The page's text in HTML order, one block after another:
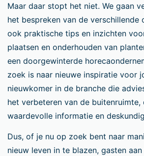
Maar daar stopt het niet. We gaan
het bespreken van de verschillende
ook praktische tips en inzichten
plaatsen en onderhouden van
een doorgewinterde
zoek is naar nieuwe inspiratie voor
nieuwkomer in de branche die
het verbeteren van de
waardevolle informatie en
Dus, of je nu op zoek bent naar
nieuw leven in te blazen, gasten